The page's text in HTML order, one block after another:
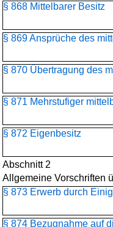
§ 868 Mittelbarer Besitz
§ 869 Ansprüche des
§ 870 Übertragung des
§ 871 Mehrstufiger
§ 872 Eigenbesitz
Abschnitt 2
Allgemeine Vorschriften
§ 873 Erwerb durch
§ 874 Bezugnahme auf